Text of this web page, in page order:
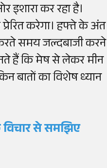
कर रहा है।
करेगा। हफ्ते के अंत
समय जल्दबाजी करने
हैं कि मेष से लेकर मीन
बातों का विशेष ध्यान
विचार से समझिए